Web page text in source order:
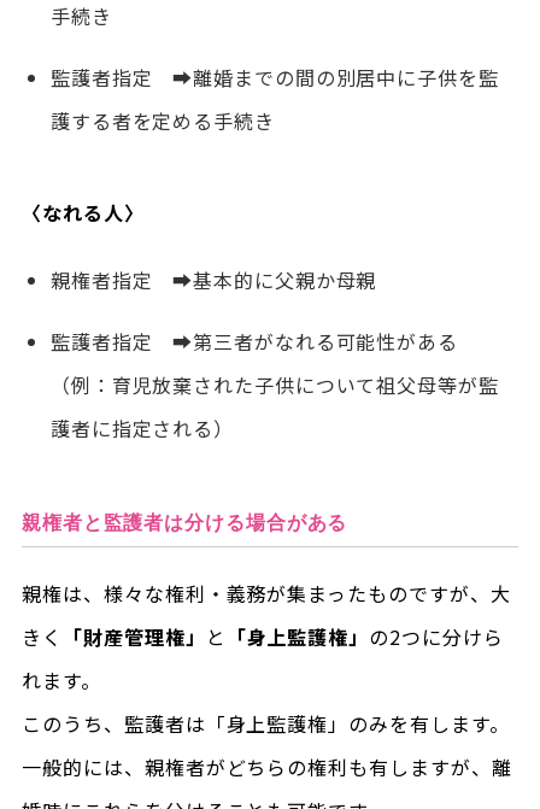
手続き
監護者指定 ➡離婚までの間の別居中に子供を監
護する者を定める手続き
〈なれる人〉
親権者指定 ➡基本的に父親か母親
監護者指定 ➡第三者がなれる可能性がある
（例：育児放棄された子供について祖父母等が監
護者に指定される）
親権者と監護者は分ける場合がある
親権は、様々な権利・義務が集まったものですが、大
きく
「財産管理権」 と 「身上監護権」 の2つに分けら
れます。
このうち、監護者は「身上監護権」のみを有します。
一般的には、親権者がどちらの権利も有しますが、離